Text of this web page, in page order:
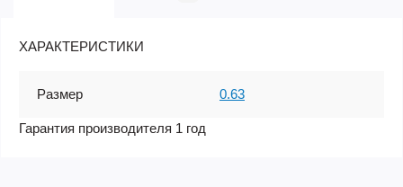
ХАРАКТЕРИСТИКИ
Размер 0.63
Гарантия производителя 1 год